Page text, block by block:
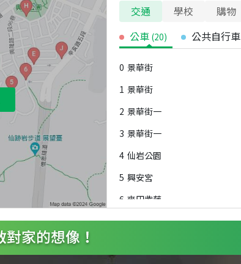
交通 學校 購物
公車 (20) 公共自行車
0 景華街
1 景華街
2 景華街一
3 景華街一
4 仙岩公園
5 興安宮
6 麥田紫藤
7 景興國中